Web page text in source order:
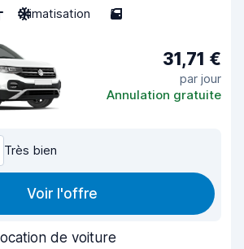
Climatisation 5
31,71 €
par jour
Annulation gratuite
Très bien
Voir l'offre
de voiture